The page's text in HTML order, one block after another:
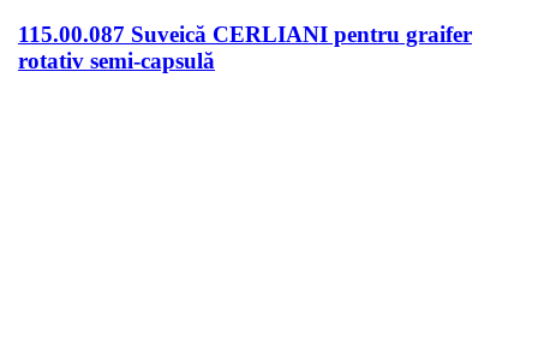
115.00.087 Suveică CERLIANI pentru graifer
rotativ semi-capsulă